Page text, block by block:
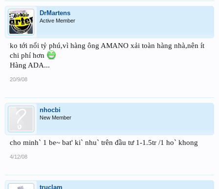
DrMartens
Active Member
ko tới nổi tỷ phú,vì hàng ông AMANO xải toàn hàng nhà,nên ít
chi phí hơn
Hàng ADA...
20/9/08
nhocbi
New Member
cho minh` 1 be~ bat' ki` nhu` trên đầu tư 1-1.5tr /1 ho` khong
4/12/08
truclam